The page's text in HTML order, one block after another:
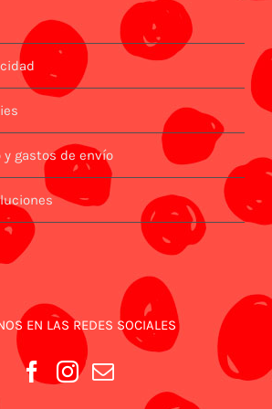
PÁGINA
PRODUCTO
y gastos de envío
EN LAS REDES SOCIALES